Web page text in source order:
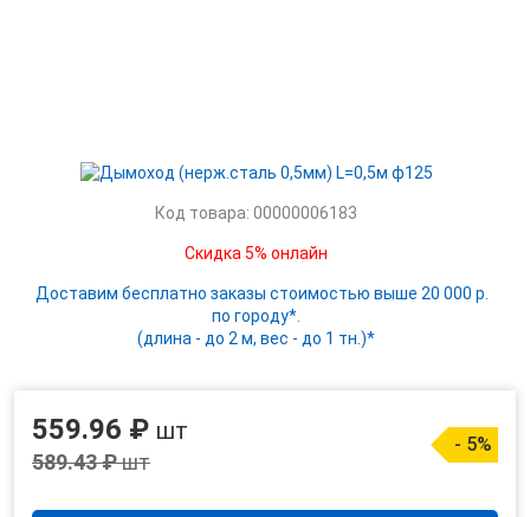
Код товара: 00000006183
Скидка 5% онлайн
Доставим бесплатно заказы стоимостью выше 20 000 р.
по городу*.
(длина - до 2 м, вес - до 1 тн.)*
559.96 ₽ шт
589.43 ₽шт
- 5%